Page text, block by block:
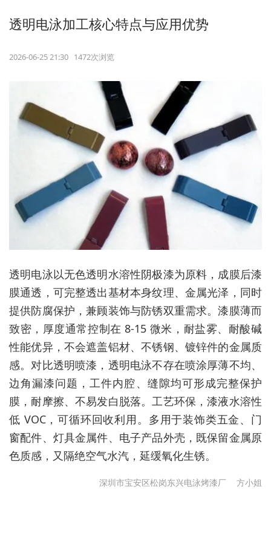
透明电泳加工核心特点与应用优势
2026-06-25 21:30 1472次浏览
透明电泳以无色透明水溶性阴极漆为原料，成膜后漆
膜通透，可完整透出基材本身纹理、金属光泽，同时
提供防腐保护，兼顾装饰与防锈双重需求。漆膜薄而
致密，厚度通常控制在 8-15 微米，耐盐雾、耐酸碱
性能优异，不会遮盖铝材、不锈钢、镀锌件的金属质
感。对比透明喷漆，透明电泳不存在喷涂厚薄不均、
边角漏漆问题，工件内腔、缝隙均可形成完整保护
膜，耐摩擦、不易发白脱落。工艺环保，漆液水溶性
低 VOC，可循环回收利用。多用于装饰类五金、门
窗配件、灯具金属件、电子产品外壳，既保留金属原
色质感，又隔绝空气水汽，延缓氧化生锈。
深圳市宝安区松岗东兴电泳烤漆厂 方小姐